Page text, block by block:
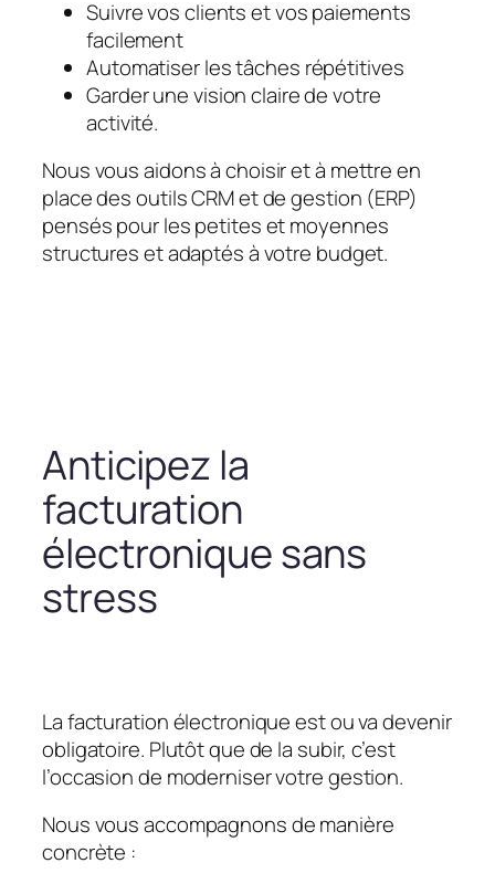
Suivre vos clients et vos paiements
facilement
Automatiser les tâches répétitives
Garder une vision claire de votre
activité.
Nous vous aidons à choisir et à mettre en
place des outils CRM et de gestion (ERP)
pensés pour les petites et moyennes
structures et adaptés à votre budget.
Anticipez la
facturation
électronique sans
stress
La facturation électronique est ou va devenir
obligatoire. Plutôt que de la subir, c’est
l’occasion de moderniser votre gestion.
Nous vous accompagnons de manière
concrète :